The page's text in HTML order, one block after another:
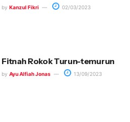
by Kanzul Fikri 02/03/2023
Fitnah Rokok Turun-temurun
by Ayu Alfiah Jonas 13/09/2023